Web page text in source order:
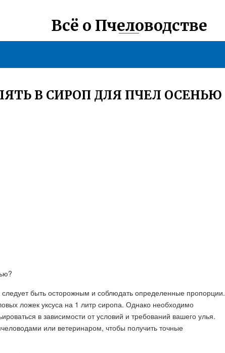
Всё о Пчеловодстве
В СИРОП ДЛЯ ПЧЕЛ ОСЕНЬЮ
быть осторожным и соблюдать определенные пропорции.
ложек уксуса на 1 литр сиропа. Однако необходимо
в зависимости от условий и требований вашего улья.
или ветеринаром, чтобы получить точные